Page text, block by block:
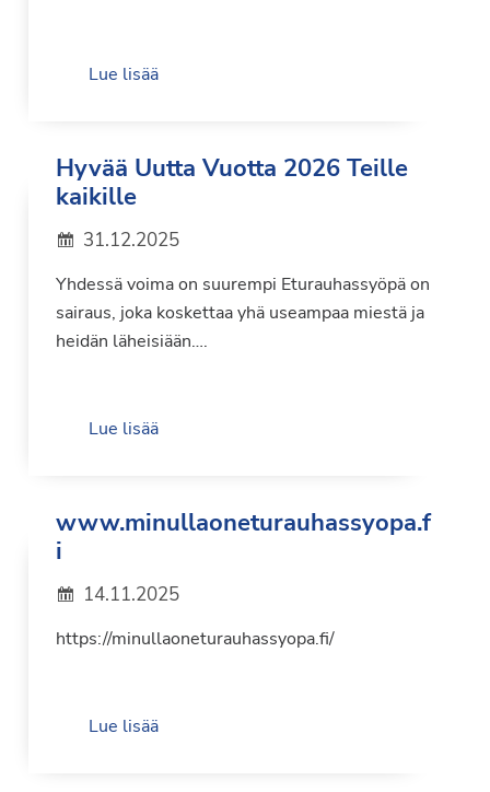
Lue lisää
Hyvää Uutta Vuotta 2026 Teille
kaikille
31.12.2025
Yhdessä voima on suurempi Eturauhassyöpä on
sairaus, joka koskettaa yhä useampaa miestä ja
heidän läheisiään….
Lue lisää
www.minullaoneturauhassyopa.f
i
14.11.2025
https://minullaoneturauhassyopa.fi/
Lue lisää